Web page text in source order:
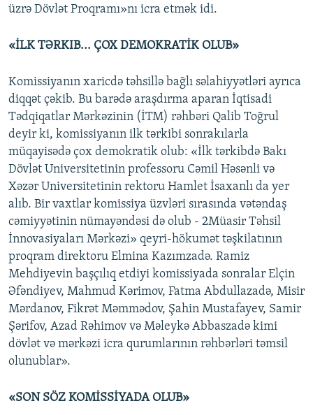
üzrə Dövlət Proqramı»nı icra etmək idi.
«İLK TƏRKIB... ÇOX DEMOKRATİK OLUB»
Komissiyanın xaricdə təhsillə bağlı səlahiyyətləri ayrıca
diqqət çəkib. Bu barədə araşdırma aparan İqtisadi
Tədqiqatlar Mərkəzinin (İTM) rəhbəri Qalib Toğrul
deyir ki, komissiyanın ilk tərkibi sonrakılarla
müqayisədə çox demokratik olub: «İlk tərkibdə Bakı
Dövlət Universitetinin professoru Cəmil Həsənli və
Xəzər Universitetinin rektoru Hamlet İsaxanlı da yer
alıb. Bir vaxtlar komissiya üzvləri sırasında vətəndaş
cəmiyyətinin nümayəndəsi də olub - 2Müasir Təhsil
İnnovasiyaları Mərkəzi» qeyri-hökumət təşkilatının
proqram direktoru Elmina Kazımzadə. Ramiz
Mehdiyevin başçılıq etdiyi komissiyada sonralar Elçin
Əfəndiyev, Mahmud Kərimov, Fatma Abdullazadə, Misir
Mərdanov, Fikrət Məmmədov, Şahin Mustafayev, Samir
Şərifov, Azad Rəhimov və Məleykə Abbaszadə kimi
dövlət və mərkəzi icra qurumlarının rəhbərləri təmsil
olunublar».
«SON SÖZ KOMİSSİYADA OLUB»